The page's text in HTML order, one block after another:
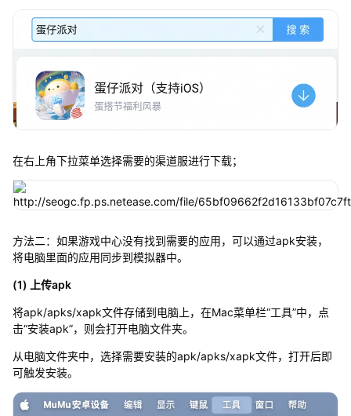
在右上角下拉菜单选择需要的渠道服进行下载；
方法二：如果游戏中心没有找到需要的应用，可以通过apk安装，
将电脑里面的应用同步到模拟器中。
(1) 上传apk
将apk/apks/xapk文件存储到电脑上，在Mac菜单栏“工具”中，点
击“安装apk”，则会打开电脑文件夹。
从电脑文件夹中，选择需要安装的apk/apks/xapk文件，打开后即
可触发安装。